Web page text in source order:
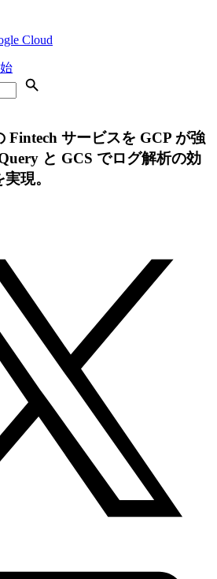
Cloud
Fintech サービスを GCP が強
と GCS でログ解析の効
現。